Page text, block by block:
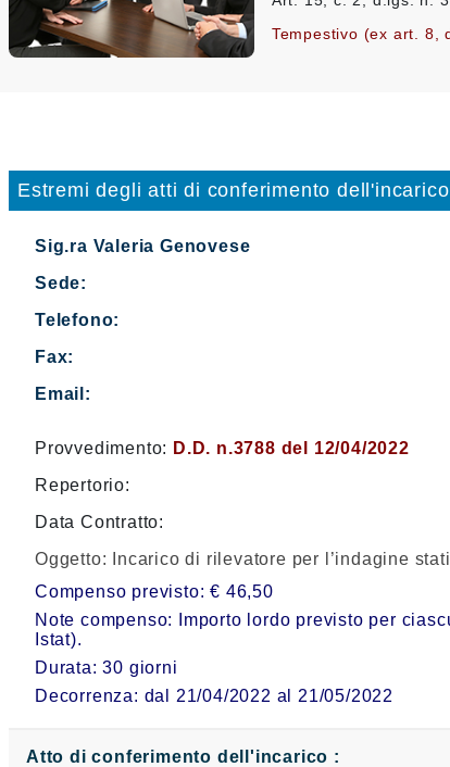
Tempestivo (ex art. 8,
Estremi degli atti di conferimento
Sig.ra Valeria Genovese
Sede:
Telefono:
Fax:
Email:
Provvedimento: D.D. n.3788 del 12/04/2022
Repertorio:
Data Contratto:
Oggetto:
Incarico di rilevatore per l’indagine
Compenso previsto: € 46,50
Note compenso: Importo lordo previsto per
Istat).
Durata: 30 giorni
Decorrenza: dal 21/04/2022 al 21/05/2022
Atto di conferimento dell'incarico :